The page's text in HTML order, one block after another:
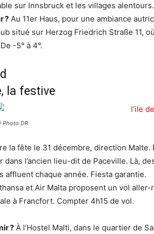
sur Innsbruck et les villages alentours.
? Au 11er Haus, pour une ambiance
situé sur Herzog Friedrich Straße 11,
De -5° à 4°.
la festive
Photo DR
la fête le 31 décembre, direction Malte.
dans l’ancien lieu-dit de Paceville. Là,
affluent chaque année. Fiesta garantie.
et Air Malta proposent un vol
à Francfort. Compter 4h15 de vol.
? À l’Hostel Malti, dans le quartier de